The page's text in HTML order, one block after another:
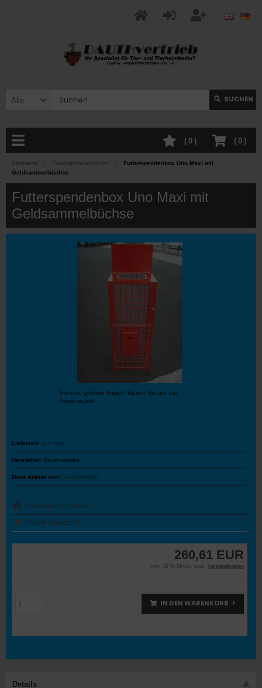
Alle SUCHEN
( 0 )
( 0 )
Startseite Futterspendenboxen
Futterspendenbox Uno Maxi mit
Geldsammelbüchse
Futterspendenbox Uno Maxi mit
Geldsammelbüchse
Für eine größere Ansicht klicken Sie auf das
Vorschaubild
260,61 EUR
inkl. 19 % MwSt. zzgl. Versandkosten
IN DEN WARENKORB
Lieferzeit: 3-4 Tage
Hersteller: Dauthvertrieb
Mehr Artikel von: Dauthvertrieb
Artikeldatenblatt drucken
Details